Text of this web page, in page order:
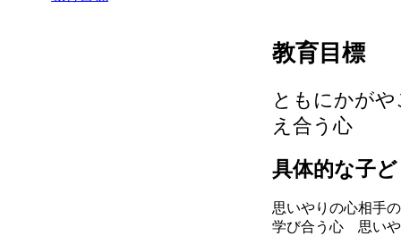
教育目標
ともにかが
え合う心
具体的な子
思いやりの心相手
学び合う心
思い